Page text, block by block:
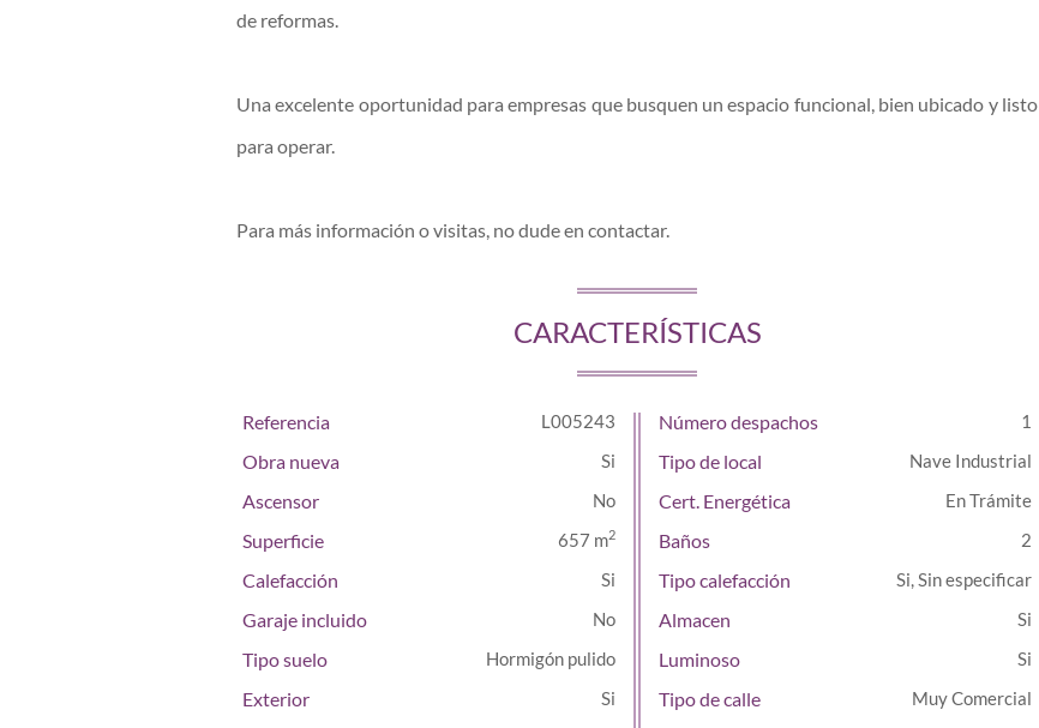
de reformas.
Una excelente oportunidad para empresas que busquen un espacio funcional, bien ubicado y listo
para operar.
Para más información o visitas, no dude en contactar.
CARACTERÍSTICAS
Referencia L005243 Número despachos 1
Obra nueva Tipo de local Nave Industrial
Ascensor Cert. Energética En Trámite
Superficie 657 m2 Baños 2
Calefacción Tipo calefacción Si, Sin especificar
Garaje incluido
Almacen
Tipo suelo
Hormigón pulido
Luminoso
Exterior
Tipo de calle Muy Comercial